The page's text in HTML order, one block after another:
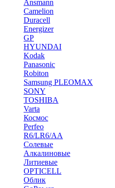
Ansmann
Camelion
Duracell
Energizer
GP
HYUNDAI
Kodak
Panasonic
Robiton
Samsung PLEOMAX
SONY
TOSHIBA
Varta
Космос
Perfeo
R6/LR6/AA
Солевые
Алкалиновые
Литиевые
OPTICELL
Облик